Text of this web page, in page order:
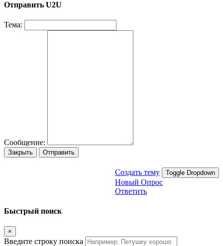
Отправить U2U
Тема:
Сообщение:
Закрыть Отправить
Создать тему Toggle Dropdown
Новый Опрос
Ответить
Быстрый поиск
×
Введите строку поиска